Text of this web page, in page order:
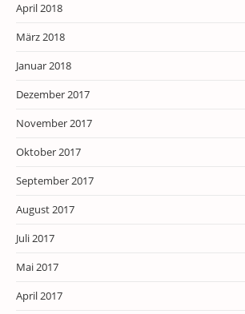
April 2018
März 2018
Januar 2018
Dezember 2017
November 2017
Oktober 2017
September 2017
August 2017
Juli 2017
Mai 2017
April 2017